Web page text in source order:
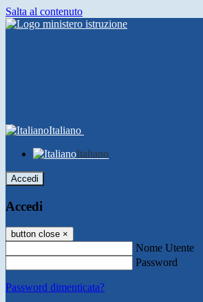
Salta al contenuto
Italiano
Italiano
Accedi
Accedi
button close ×
Nome Utente
Password
Password dimenticata?